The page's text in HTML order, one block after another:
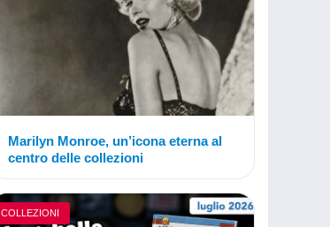
Marilyn Monroe, un’icona eterna al
centro delle collezioni
COLLEZIONI